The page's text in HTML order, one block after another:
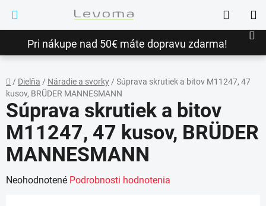
obsah
Pri nákupe nad 50€ máte dopravu zdarma!
Hľadať
Domov
/ Dielňa / Náradie a svorky/ Súprava skrutiek a bitov M11247, 47
kusov, BRÜDER MANNESMANN
Súprava skrutiek a bitov
M11247, 47 kusov, BRÜDER
MANNESMANN
Priemerné
Neohodnotené Podrobnosti hodnotenia